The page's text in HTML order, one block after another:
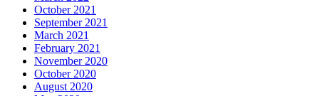
October 2021
September 2021
March 2021
February 2021
November 2020
October 2020
August 2020